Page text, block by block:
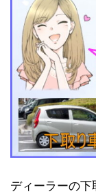
ディーラーの